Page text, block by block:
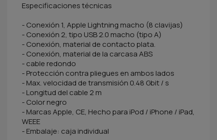
Especificaciones técnicas
- Conexión 1, Apple Lightning macho (8 clavijas)
- Conexión 2, tipo USB 2.0 macho (tipo A)
- Conexión, material de contacto plata.
- Conexión, material de la carcasa ABS
- cable redondo
- Protección contra pliegues en ambos lados
- Max. velocidad de transmisión 0.48 Gbit / s
- Longitud del cable 2 m
- Color negro
- Marcas Apple, CE, Hecho para iPod / iPhone / iPad,
WEEE
- Embalaje: caja individual